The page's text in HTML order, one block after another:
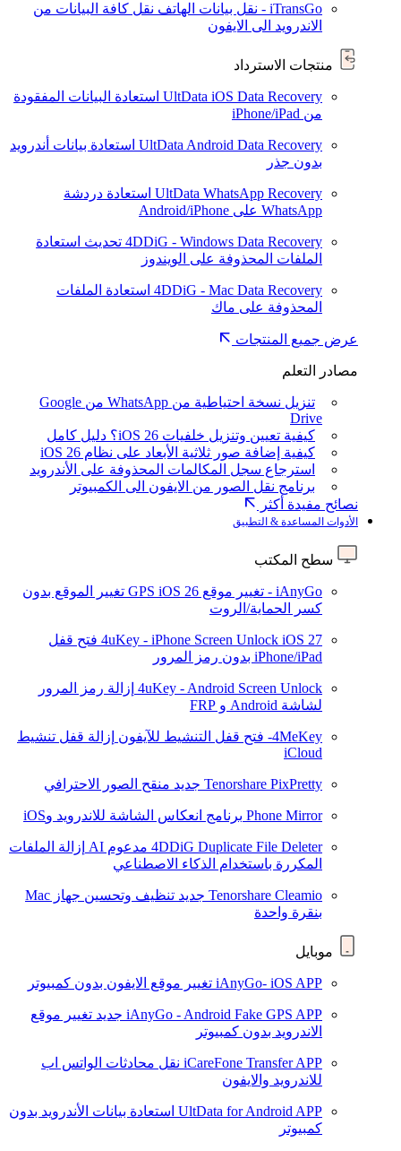
iTransGo - نقل بيانات الهاتف
نقل كافة البيانات من
الاندرويد الى الايفون
منتجات الاسترداد
UltData iOS Data Recovery استعادة البيانات المفقودة
من iPhone/iPad
UltData Android Data Recovery استعادة بيانات أندرويد
بدون جذر
UltData WhatsApp Recovery استعادة دردشة
WhatsApp على Android/iPhone
4DDiG - Windows Data Recovery تحديث استعادة
الملفات المحذوفة على الويندوز
4DDiG - Mac Data Recovery استعادة الملفات
المحذوفة على ماك
عرض جميع المنتجات
مصادر التعلم
تنزيل نسخة احتياطية من WhatsApp من Google
Drive
كيفية تعيين وتنزيل خلفيات iOS 26؟ دليل كامل
كيفية إضافة صور ثلاثية الأبعاد على نظام iOS 26
استرجاع سجل المكالمات المحذوفة على الأندرويد
برنامج نقل الصور من الايفون الى الكمبيوتر
نصائح مفيدة أكثر
الأدوات المساعدة & التطبيق
سطح المكتب
iAnyGo - تغيير موقع GPS iOS 26
تغيير الموقع بدون
كسر الحماية/الروت
4uKey - iPhone Screen Unlock iOS 27
فتح قفل
iPhone/iPad بدون رمز المرور
4uKey - Android Screen Unlock إزالة رمز المرور
لشاشة Android و FRP
4MeKey- فتح قفل التنشيط للآيفون
إزالة قفل تنشيط
iCloud
Tenorshare PixPretty جديد منقح الصور الاحترافي
Phone Mirror برنامج انعكاس الشاشة للاندرويد وiOS
4DDiG Duplicate File Deleter مدعوم AI
إزالة الملفات
المكررة باستخدام الذكاء الاصطناعي
Tenorshare Cleamio جديد
تنظيف وتحسين جهاز Mac
بنقرة واحدة
موبايل
iAnyGo- iOS APP تغيير موقع الايفون بدون كمبيوتر
iAnyGo - Android Fake GPS APP جديد تغيير موقع
الاندرويد بدون كمبيوتر
iCareFone Transfer APP نقل محادثات الواتس اب
للاندرويد والايفون
UltData for Android APP استعادة بيانات الأندرويد بدون
كمبيوتر